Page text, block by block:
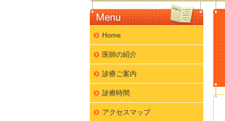
Home
医師の紹介
診療ご案内
診療時間
アクセスマップ